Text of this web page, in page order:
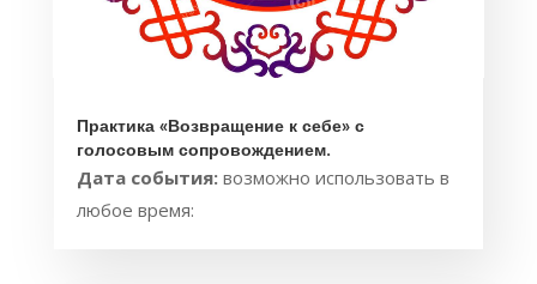
Практика «Возвращение к себе» с
голосовым сопровождением.
Дата события: возможно использовать в
любое время: